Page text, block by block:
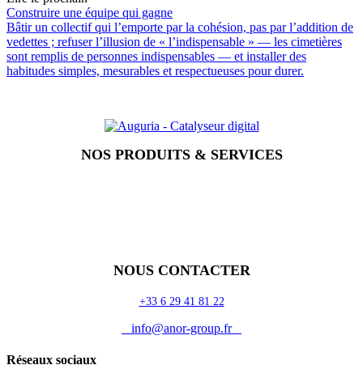
Construire une équipe qui gagne
Bâtir un collectif qui l’emporte par la cohésion, pas par l’addition de
vedettes ; refuser l’illusion de « l’indispensable » — les cimetières
sont remplis de personnes indispensables — et installer des
habitudes simples, mesurables et respectueuses pour durer.
NOS PRODUITS & SERVICES
NOUS CONTACTER
+33 6 29 41 81 22
info@anor-group.fr
Réseaux sociaux